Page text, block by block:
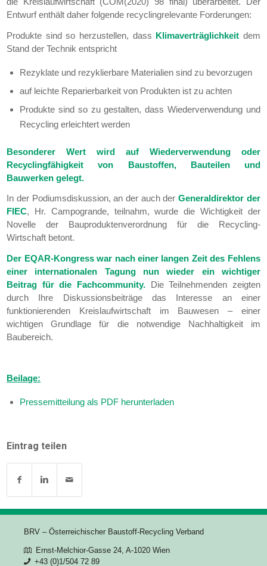
Entwurf enthält daher folgende recyclingrelevante Forderungen:
Produkte sind so herzustellen, dass Klimaverträglichkeit dem
Stand der Technik entspricht
Rezyklate und rezyklierbare Materialien sind zu bevorzugen
auf leichte Reparierbarkeit von Produkten ist zu achten
Produkte sind so zu gestalten, dass Wiederverwendung und
Recycling erleichtert werden
Besonderer Wert wird auf Wiederverwendung oder
Recyclingfähigkeit von Baustoffen, Bauteilen und
Bauwerken gelegt.
In der Podiumsdiskussion, an der auch derGeneraldirektor der
FIEC, Hr. Campogrande, teilnahm, wurde die Wichtigkeit der
Novelle der Bauproduktenverordnung für die Recycling-
Wirtschaft betont.
Der EQAR-Kongress war nach einer langen Zeit des Fehlens
einer internationalen Tagung nun wieder ein wichtiger
Beitrag für die Fachcommunity. Die Teilnehmenden zeigten
durch Ihre Diskussionsbeiträge das Interesse an einer
funktionierenden Kreislaufwirtschaft im Bauwesen – einer
wichtigen Grundlage für die notwendige Nachhaltigkeit im
Baubereich.
Beilage:
Pressemitteilung als PDF herunterladen
Eintrag teilen
BRV – Österreichischer Baustoff-Recycling Verband
Ernst-Melchior-Gasse 24, A-1020 Wien
+43 (0)1/504 72 89